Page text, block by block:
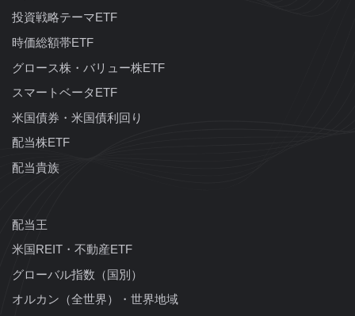
投資戦略テーマETF
時価総額帯ETF
グロース株・バリュー株ETF
スマートベータETF
米国債券・米国債利回り
配当株ETF
配当貴族
配当王
米国REIT・不動産ETF
グローバル指数（国別）
オルカン（全世界）・世界地域